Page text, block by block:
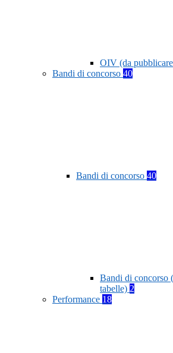
OIV (da
Bandi di concorso 40
Bandi di concorso 40
Bandi di concorso
tabelle) 2
Performance 18